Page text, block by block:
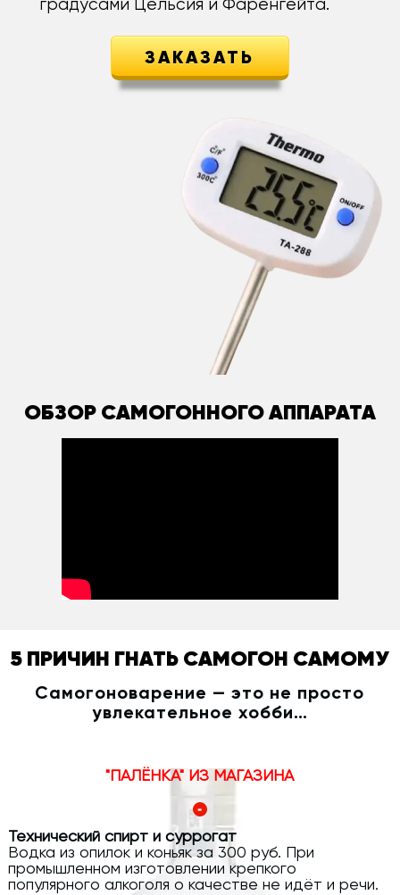
градусами Цельсия и Фаренгейта.
ЗАКАЗАТЬ
ОБЗОР САМОГОННОГО АППАРАТА
5 ПРИЧИН ГНАТЬ САМОГОН САМОМУ
Самогоноварение — это не просто
увлекательное хобби…
"ПАЛЁНКА" ИЗ МАГАЗИНА
Технический спирт и суррогат
Водка из опилок и коньяк за 300 руб. При
промышленном изготовлении крепкого
популярного алкоголя о качестве не идёт и речи.